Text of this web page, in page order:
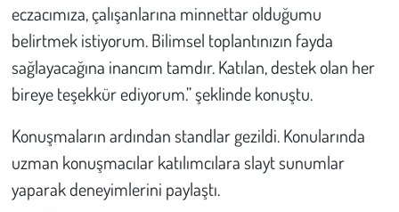
eczacımıza, çalışanlarına minnettar olduğumu
belirtmek istiyorum. Bilimsel toplantınızın fayda
sağlayacağına inancım tamdır. Katılan, destek olan her
bireye teşekkür ediyorum.” şeklinde konuştu.
Konuşmaların ardından standlar gezildi. Konularında
uzman konuşmacılar katılımcılara slayt sunumlar
yaparak deneyimlerini paylaştı.